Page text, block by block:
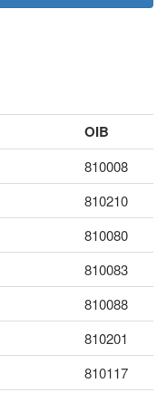
OIB
810008
810210
810080
810083
810088
810201
810117